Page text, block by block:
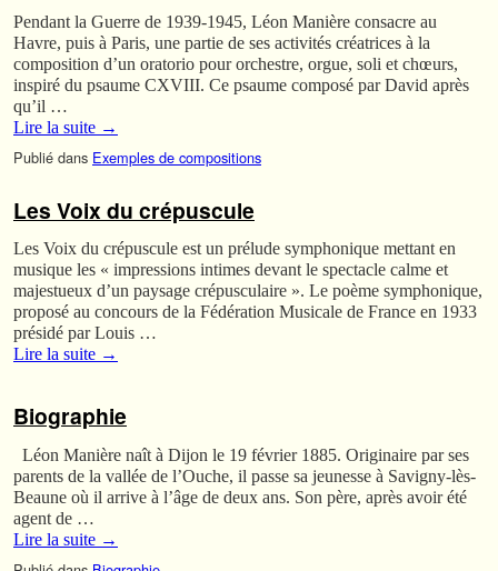
Pendant la Guerre de 1939-1945, Léon Manière consacre au
Havre, puis à Paris, une partie de ses activités créatrices à la
composition d’un oratorio pour orchestre, orgue, soli et chœurs,
inspiré du psaume CXVIII. Ce psaume composé par David après
qu’il …
Lire la suite →
Publié dans Exemples de compositions
Les Voix du crépuscule
Les Voix du crépuscule est un prélude symphonique mettant en
musique les « impressions intimes devant le spectacle calme et
majestueux d’un paysage crépusculaire ». Le poème symphonique,
proposé au concours de la Fédération Musicale de France en 1933
présidé par Louis …
Lire la suite →
Biographie
Léon Manière naît à Dijon le 19 février 1885. Originaire par ses
parents de la vallée de l’Ouche, il passe sa jeunesse à Savigny-lès-
Beaune où il arrive à l’âge de deux ans. Son père, après avoir été
agent de …
Lire la suite →